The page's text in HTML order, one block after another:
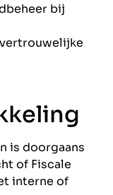
bij
is doorgaans
of Fiscale
interne of